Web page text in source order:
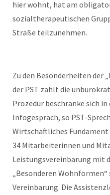
hier wohnt, hat am
sozialtherapeutischen
Straße teilzunehmen.
Zu den Besonderheiten der
der PST zählt die
Prozedur beschränke sich
Infogespräch, so PST-
Wirtschaftliches
34 Mitarbeiterinnen und
Leistungsvereinbarung mit
„Besonderen
Vereinbarung. Die